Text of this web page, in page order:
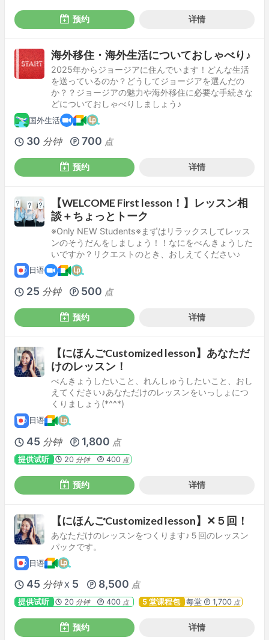
预约 详情
海外移住・海外生活についておしゃべり♪
2025年からジョージアに住んでいます！どんな生活
を送っているのか？どうしてジョージアを選んだの
か？？ジョージアの魅力や海外移住に必要な手続きな
どについておしゃべりしましょう♪
国外生活
30 分钟 700 点
预约 详情
【WELCOME First lesson！】レッスン相
談＋ちょっとトーク
※Only NEW Students※まずはリラックスしてレッス
ンのそうだんをしましょう！！なにをべんきょうした
いですか？リクエストのとき、おしえてください♪
日语
25 分钟 500 点
预约 详情
【にほんごCustomized lesson】あなただ
けのレッスン！
べんきょうしたいこと、れんしゅうしたいこと、おし
えてください♪あなただけのレッスンをいっしょにつ
くりましょう(*^^*)
日语
45 分钟 1,800 点
提供试听 20 分钟 400点
预约 详情
【にほんごCustomized lesson】✕５回！
あなただけのレッスンをつくります♪５回のレッスン
パックです。
日语
45 分钟 X 5 8,500 点
提供试听 20 分钟 400点 5 堂课程包 每堂 1,700点
预约 详情